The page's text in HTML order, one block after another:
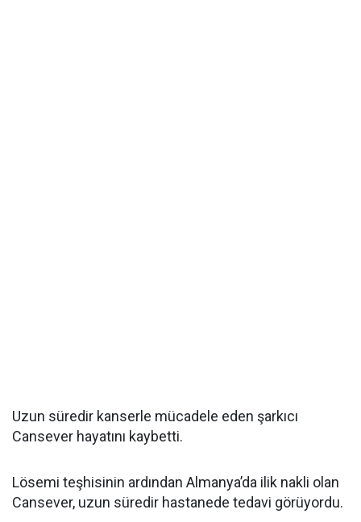
Uzun süredir kanserle mücadele eden şarkıcı
Cansever hayatını kaybetti.
Lösemi teşhisinin ardından Almanya’da ilik nakli olan
Cansever, uzun süredir hastanede tedavi görüyordu.